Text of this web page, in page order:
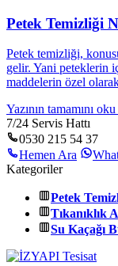
Petek Temizliği
Petek temizliği,
gelir. Yani peteklerin
maddelerin özel
Yazının tamamını
7/24 Servis Hattı
0530 215 54 37
Hemen Ara
Kategoriler
Petek
Tıkanıklık
Su Kaçağı